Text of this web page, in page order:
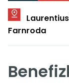
Farnroda